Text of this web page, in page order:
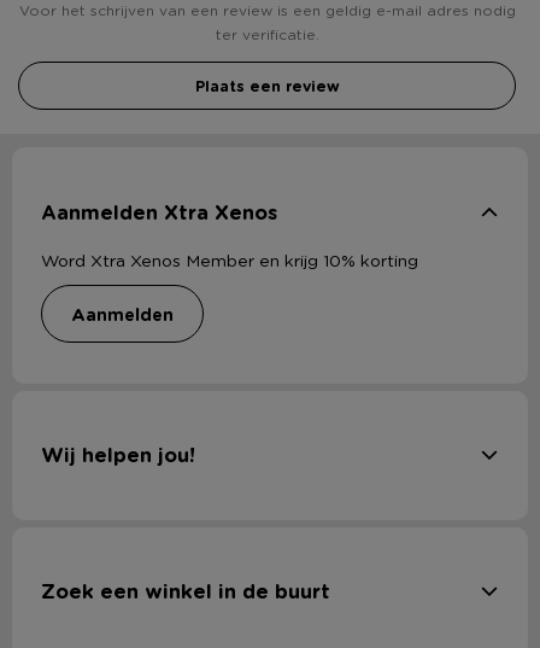
Voor het schrijven van een review is een geldig e-mail adres nodig
ter verificatie.
Plaats een review
Aanmelden Xtra Xenos
Word Xtra Xenos Member en krijg 10% korting
aanmelden
Wij helpen jou!
Zoek een winkel in de buurt